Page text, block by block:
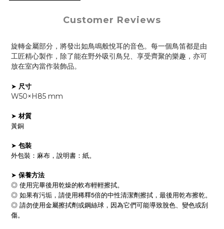
Customer Reviews
旋轉金屬部分，將發出如鳥鳴般悅耳的音色。每一個鳥笛都是由
工匠精心製作，除了能在野外吸引鳥兒、享受齊聚的樂趣，亦可
放在室內當作裝飾品。
➤ 尺寸
W50×H85 mm
➤ 材質
黃銅
➤ 包裝
外包裝：麻布，說明書：紙。
➤ 保養方法
◎ 使用完畢後用乾燥的軟布輕輕擦拭。
◎ 如果有污垢，請使用稀釋5倍的中性清潔劑擦拭，最後用乾布擦乾。
◎ 請勿使用金屬擦拭劑或鋼絲球，因為它們可能導致脫色、變色或刮
傷。